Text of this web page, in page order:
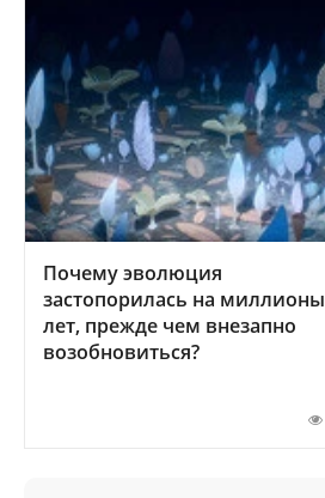
Почему эволюция
застопорилась на миллионы
лет, прежде чем внезапно
возобновиться?